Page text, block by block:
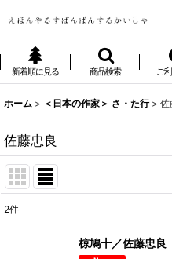
新着順に見る 商品検索 ご
ホーム > ＜日本の作家＞ さ・た行 > 佐
佐藤忠良
2件
椋鳩十／佐藤忠良